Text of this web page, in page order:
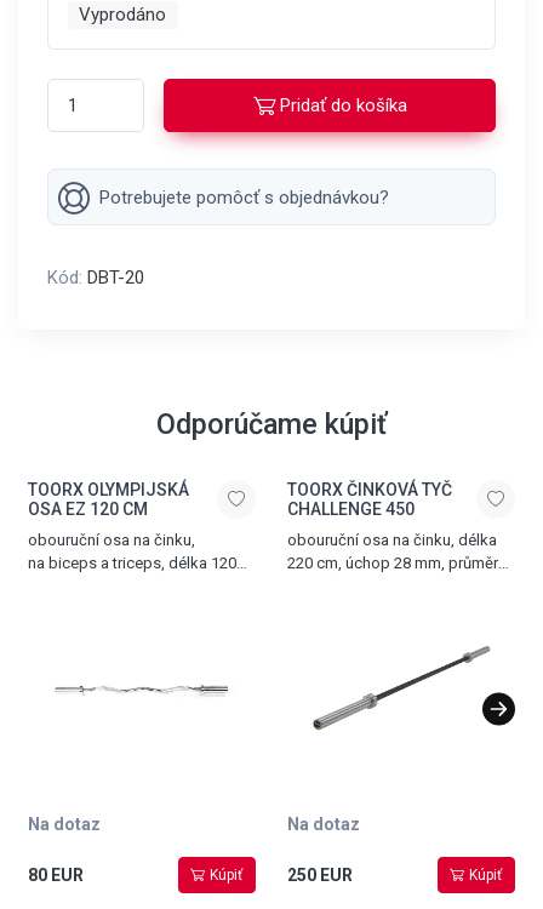
Vyprodáno
Pridať do košíka
Potrebujete pomôcť s objednávkou?
Kód: DBT-20
Odporúčame kúpiť
TOORX OLYMPIJSKÁ
OSA EZ 120 CM
obouruční osa na činku,
na biceps a triceps, délka 120
Na dotaz
80 EUR Kúpiť
TOORX ČINKOVÁ TYČ
CHALLENGE 450
obouruční osa na činku, délka
220 cm, úchop 28 mm, průměr
Na dotaz
250 EUR Kúpiť